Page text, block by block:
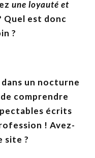
une loyauté et
Quel est donc
?
un nocturne
de comprendre
écrits
! Avez-
site ?